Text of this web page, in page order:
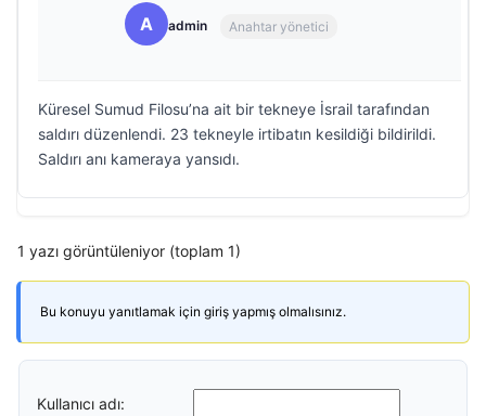
A admin Anahtar yönetici
Küresel Sumud Filosu’na ait bir tekneye İsrail tarafından
saldırı düzenlendi. 23 tekneyle irtibatın kesildiği bildirildi.
Saldırı anı kameraya yansıdı.
1 yazı görüntüleniyor (toplam 1)
Bu konuyu yanıtlamak için giriş yapmış olmalısınız.
Kullanıcı adı: